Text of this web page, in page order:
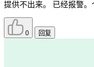
提供不出来。 已经报警。
0 回复